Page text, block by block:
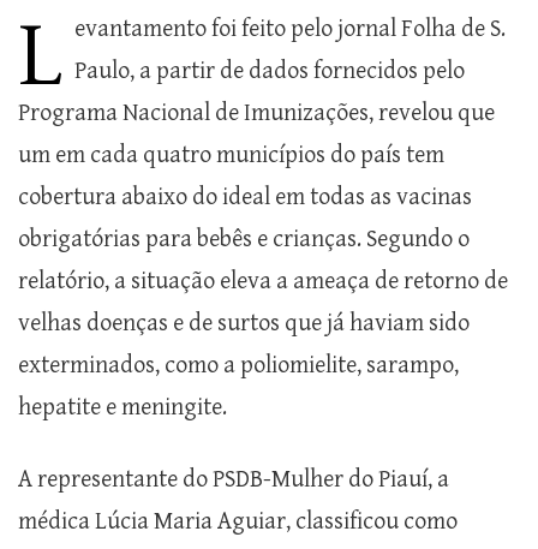
L evantamento foi feito pelo jornal Folha de S.
Paulo, a partir de dados fornecidos pelo
Programa Nacional de Imunizações, revelou que
um em cada quatro municípios do país tem
cobertura abaixo do ideal em todas as vacinas
obrigatórias para bebês e crianças. Segundo o
relatório, a situação eleva a ameaça de retorno de
velhas doenças e de surtos que já haviam sido
exterminados, como a poliomielite, sarampo,
hepatite e meningite.
A representante do PSDB-Mulher do Piauí, a
médica Lúcia Maria Aguiar, classificou como